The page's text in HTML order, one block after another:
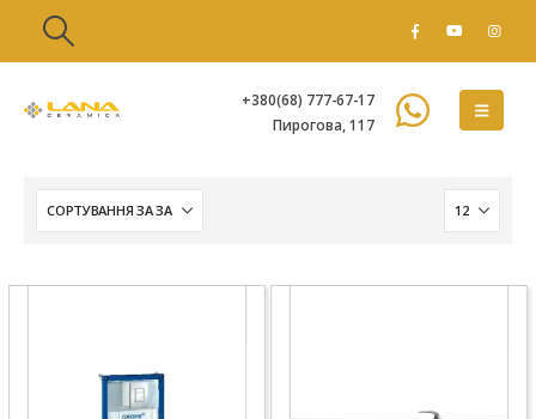
+380(68) 777-67-17
Пирогова, 117